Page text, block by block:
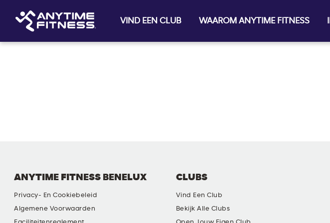
VIND EEN CLUB WAAROM ANYTIME FITNESS
ANYTIME FITNESS BENELUX
Privacy- En Cookiebeleid
Algemene Voorwaarden
CLUBS
Vind Een Club
Bekijk Alle Clubs